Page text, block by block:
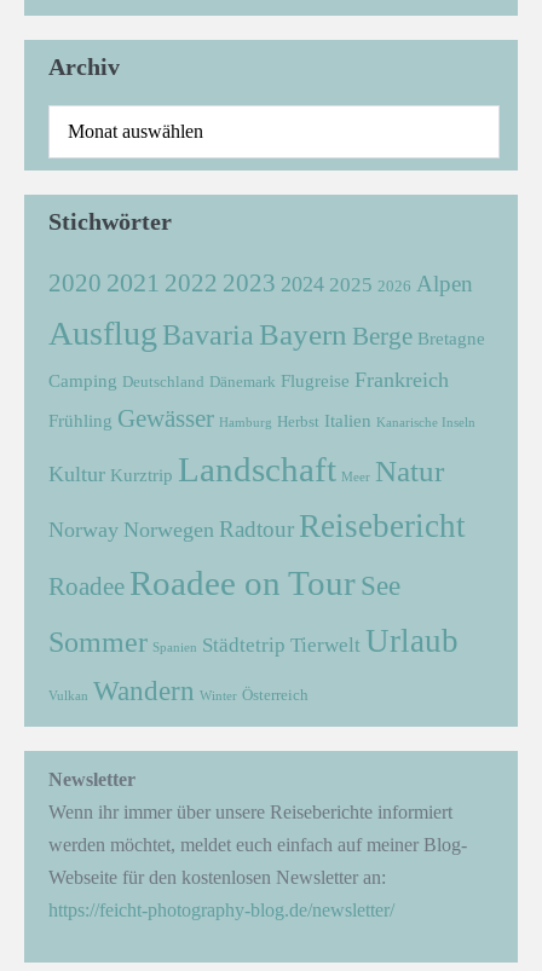
Archiv
Stichwörter
2020 2021 2022 2023 2024 2025 2026 Alpen
Ausflug Bavaria Bayern Berge Bretagne
Camping Deutschland Dänemark Flugreise Frankreich
Frühling Gewässer Hamburg Herbst Italien Kanarische Inseln
Kultur Kurztrip Landschaft Meer Natur
Norway Norwegen Radtour Reisebericht
Roadee Roadee on Tour See
Sommer Spanien Städtetrip Tierwelt Urlaub
Vulkan Wandern Winter Österreich
Newsletter
Wenn ihr immer über unsere Reiseberichte informiert
werden möchtet, meldet euch einfach auf meiner Blog-
Webseite für den kostenlosen Newsletter an:
https://feicht-photography-blog.de/newsletter/